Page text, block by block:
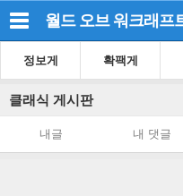
월드 오브 워크래프
정보게 확팩게
클래식 게시판
내글 내 댓글